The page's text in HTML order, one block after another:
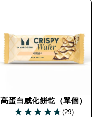
高蛋白威化餅乾（單個）
(29)